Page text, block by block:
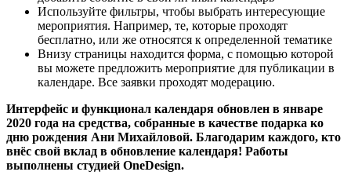
Используйте фильтры, чтобы выбрать интересующие
мероприятия. Например, те, которые проходят
бесплатно, или же относятся к определенной тематике
Внизу страницы находится форма, с помощью которой
вы можете предложить мероприятие для публикации в
календаре. Все заявки проходят модерацию.
Интерфейс и функционал календаря обновлен в январе
2020 года на средства, собранные в качестве подарка ко
дню рождения Ани Михайловой. Благодарим каждого, кто
внёс свой вклад в обновление календаря! Работы
выполнены студией OneDesign.